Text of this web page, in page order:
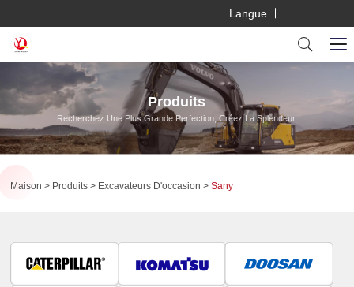
Langue
Produits
Recherchez Une Plus Grande Perfection, Créez La Splendeur.
Maison Produits Excavateurs D'occasion Sany